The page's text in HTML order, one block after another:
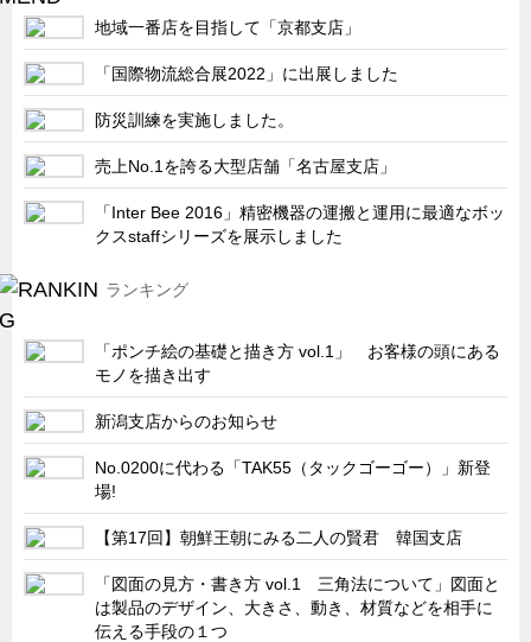
サーバーラック・エンクロジャー
特装車・バス・トラック関連
フリーザー・フードマシナリー関連
自動販売機・自動改札機関連
鉄道車両・駅舎関連
CATEGORY 連載
Before After
隠れた名品
旬の野菜とタキゲン製品
PICK UP NEWS
ポンチ絵の基礎と描き方
図面の見方・書き方
キャビネット工業会規格「CA300」集中講義
ズバッとお悩み解決 テクニカル Q and A
地域一番店を目指して「京都支店」
「国際物流総合展2022」に出展しました
防災訓練を実施しました。
売上No.1を誇る大型店舗「名古屋支店」
「Inter Bee 2016」精密機器の運搬と運用に最適なボッ
クスstaffシリーズを展示しました
ランキング
「ポンチ絵の基礎と描き方 vol.1」 お客様の頭にある
モノを描き出す
新潟支店からのお知らせ
No.0200に代わる「TAK55（タックゴーゴー）」新登
場!
【第17回】朝鮮王朝にみる二人の賢君 韓国支店
「図面の見方・書き方 vol.1 三角法について」図面と
は製品のデザイン、大きさ、動き、材質などを相手に
伝える手段の１つ